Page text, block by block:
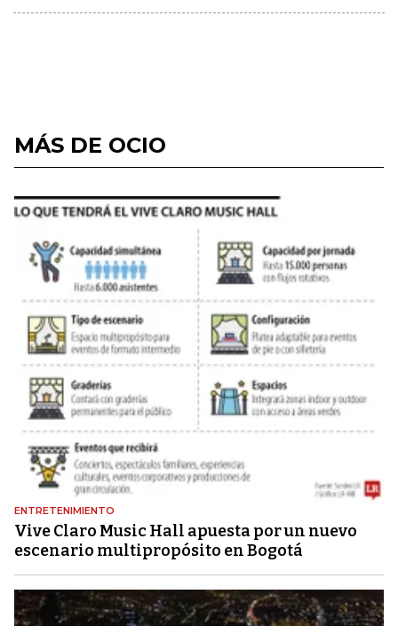
MÁS DE OCIO
ENTRETENIMIENTO
Vive Claro Music Hall apuesta por un nuevo
escenario multipropósito en Bogotá